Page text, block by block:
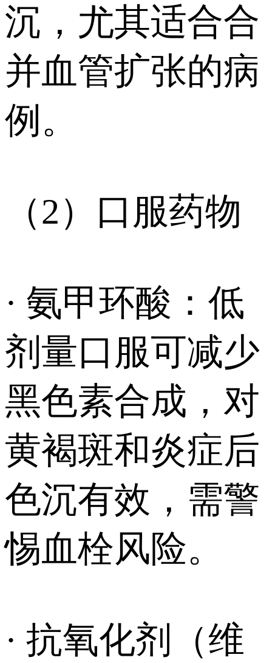
沉，尤其适合合
并血管扩张的病
例。
（2）口服药物
· 氨甲环酸：低
剂量口服可减少
黑色素合成，对
黄褐斑和炎症后
色沉有效，需警
惕血栓风险。
· 抗氧化剂（维